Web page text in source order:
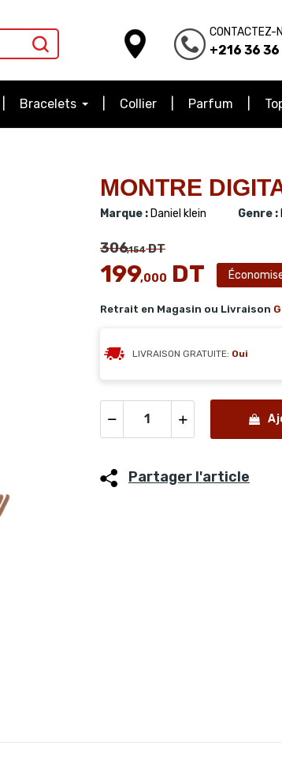
CONTACTEZ-
+216 36 36
Bracelets Collier Parfum
MONTRE
Marque : Daniel klein Genre :
306,154DT
199,000 DT
Retrait en Magasin ou Livraison
LIVRAISON GRATUITE: Oui
Partager l'article